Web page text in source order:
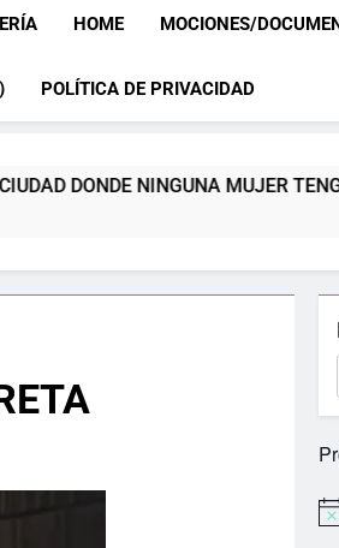
HOME MOCIONES/
POLÍTICA DE PRIVACIDAD
MUJER TENGA QUE ELEGIR OTRO